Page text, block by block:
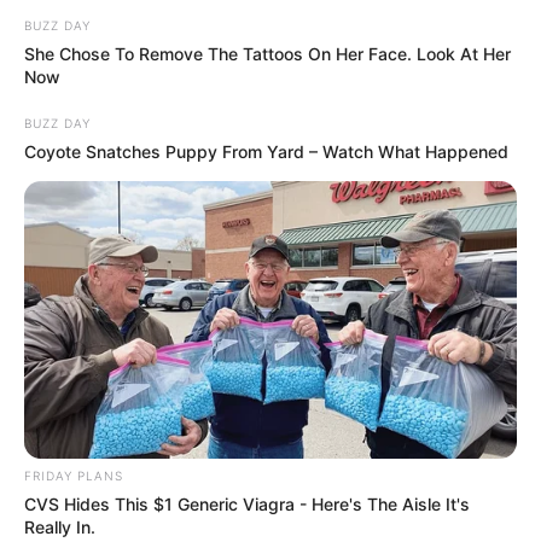
L’épisode Nolan
BUZZ DAY
She Chose To Remove The Tattoos On Her Face. Look At Her
Now
BUZZ DAY
Coyote Snatches Puppy From Yard – Watch What Happened
FRIDAY PLANS
CVS Hides This $1 Generic Viagra - Here's The Aisle It's
Really In.